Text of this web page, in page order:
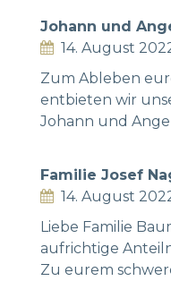
Johann und
14. August
Zum Ableben
entbieten wir
Johann und
Familie Josef
14. August
Liebe Familie
aufrichtige
Zu eurem